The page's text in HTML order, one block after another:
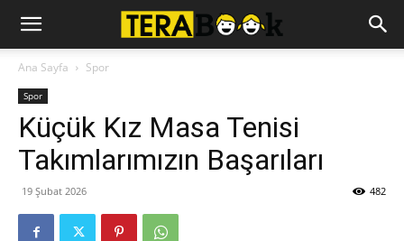
Ana Sayfa Spor
Spor
Küçük Kız Masa Tenisi
Takımlarımızın Başarıları
19 Şubat 2026 482